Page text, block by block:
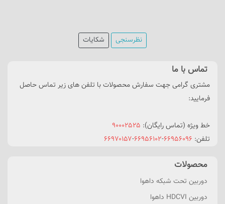
نظرسنجی شکایات
تماس با ما
مشتری گرامی جهت سفارش محصولات با تلفن های زیر تماس حاصل
فرمایید:
خط ویژه (تماس رایگان): ۹۰۰۰۲۵۲۵
تلفن: ۶۶۹۵۶۰۹۶-۶۶۹۵۶۱۰۲-۶۶۹۷۰۱۵۷
محصولات
دوربین تحت شبکه داهوا
دوربین HDCVI داهوا